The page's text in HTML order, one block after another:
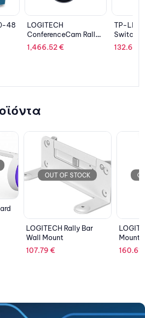
TP-LINK Easy Smart
Switch TL-SG1024DE,
24 port, 10/100/1000
Mbps
132.62€
EPSON
88.70
OUT OF STOCK
LOGITECH MeetUp Wall
Mount XL
160.61